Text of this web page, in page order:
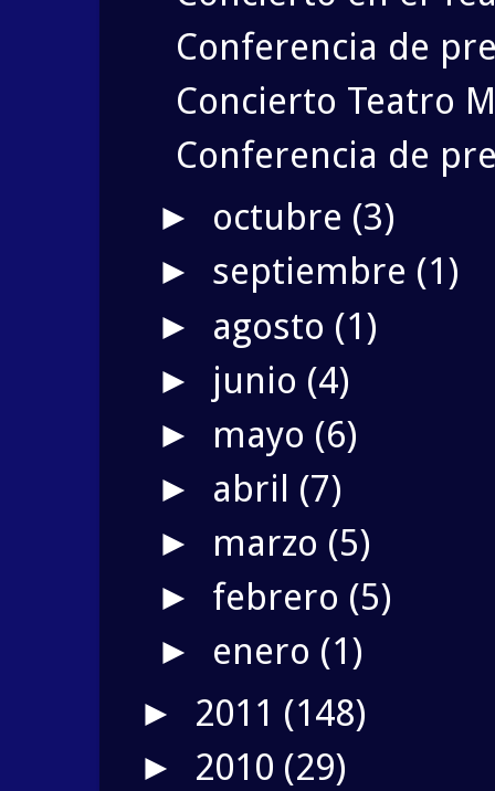
Conferencia de
Concierto Teatro
Conferencia de
► octubre (3)
► septiembre (1)
► agosto (1)
► junio (4)
► mayo (6)
► abril (7)
► marzo (5)
► febrero (5)
► enero (1)
► 2011 (148)
► 2010 (29)